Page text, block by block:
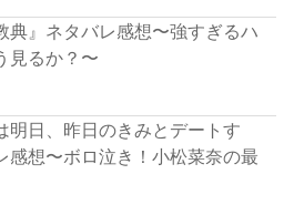
典』ネタバレ感想〜強すぎるハ
見るか？〜
明日、昨日のきみとデートす
感想〜ボロ泣き！小松菜奈の最